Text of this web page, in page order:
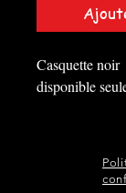
Casquette
disponible